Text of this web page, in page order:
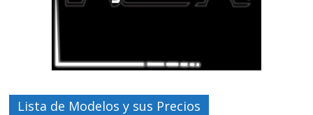
Lista de Modelos y sus Precios